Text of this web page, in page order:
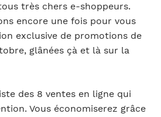
très chers e-shoppeurs.
encore une fois pour vous
exclusive de promotions de
glânées çà et là sur la
des 8 ventes en ligne qui
Vous économiserez grâce